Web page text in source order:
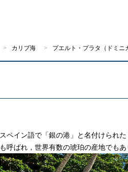
マイページ
カリブ海 プエルト・プラタ（ドミニ
スペイン語で「銀の港」と名付けられ
も呼ばれ，世界有数の琥珀の産地でもあ